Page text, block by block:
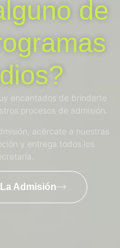
de
encantados de brindarte
procesos de admisión.
acércate a nuestras
y entrega todos los
Admisión